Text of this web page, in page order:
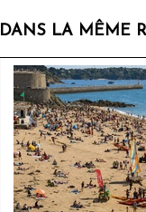
DANS LA MÊME